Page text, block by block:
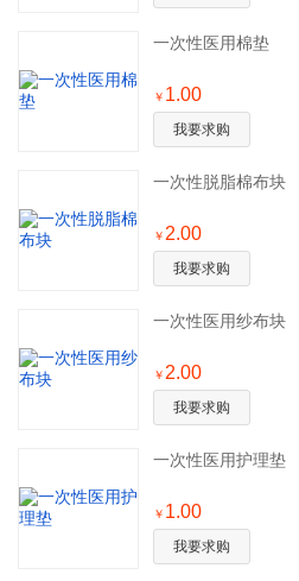
一次性医用棉垫
￥ 1.00
我要求购
一次性脱脂棉布块
￥ 2.00
我要求购
一次性医用纱布块
￥ 2.00
我要求购
一次性医用护理垫
￥ 1.00
我要求购